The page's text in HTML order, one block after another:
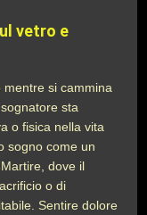
vetro e
si cammina
sta
o fisica nella vita
sogno come un
dove il
o di
Sentire dolore